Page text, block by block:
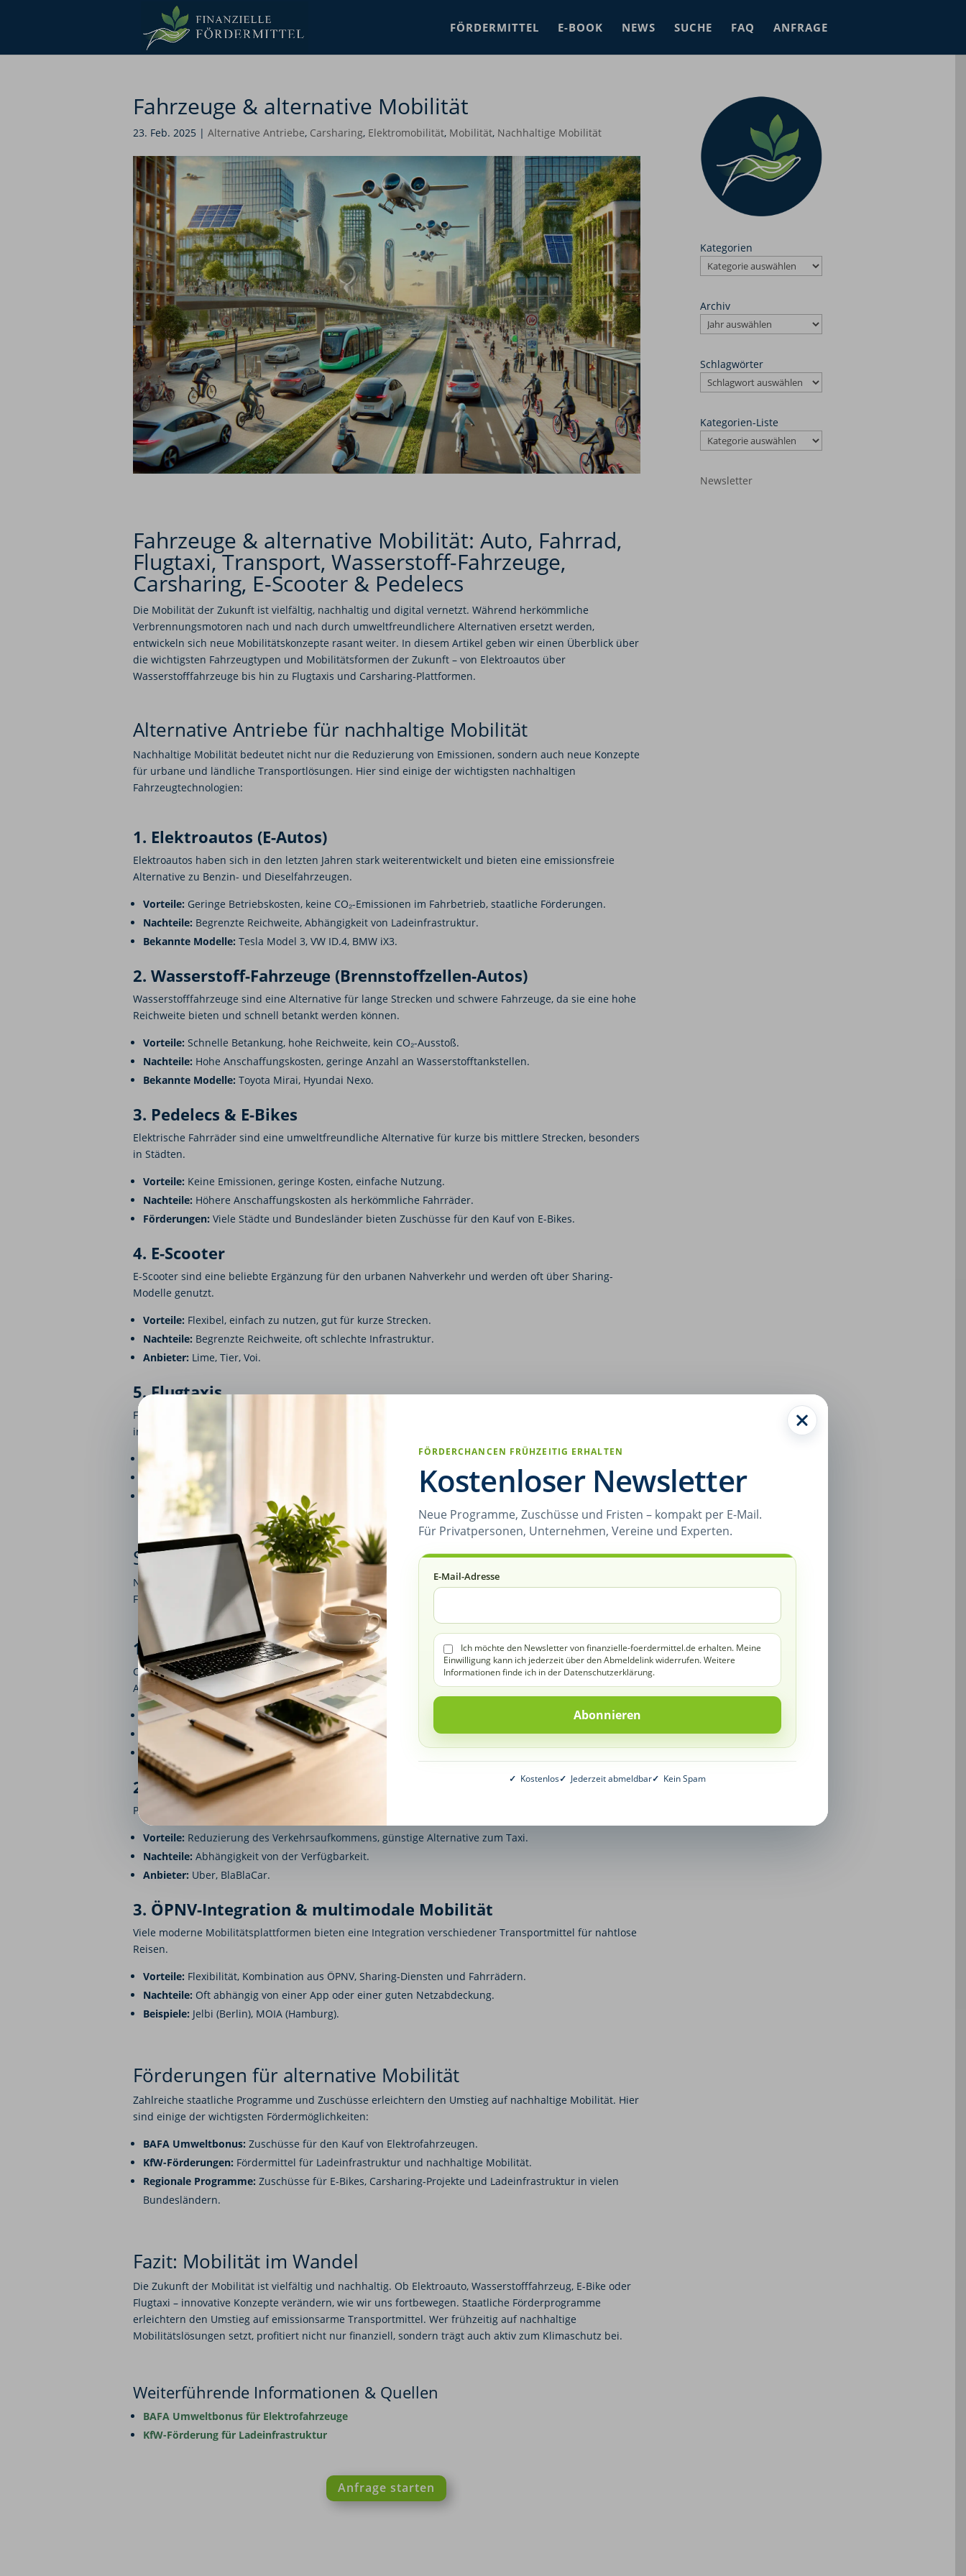
FÖRDERMITTEL E-BOOK NEWS SUCHE FAQ ANFRAGE
Fahrzeuge & alternative Mobilität
23. Feb. 2025 | Alternative Antriebe, Carsharing, Elektromobilität, Mobilität, Nachhaltige Mobilität
Fahrzeuge & alternative Mobilität: Auto, Fahrrad,
Flugtaxi, Transport, Wasserstoff-Fahrzeuge,
Carsharing, E-Scooter & Pedelecs
Die Mobilität der Zukunft ist vielfältig, nachhaltig und digital vernetzt. Während herkömmliche
Verbrennungsmotoren nach und nach durch umweltfreundlichere Alternativen ersetzt werden,
entwickeln sich neue Mobilitätskonzepte rasant weiter. In diesem Artikel geben wir einen Überblick über
die wichtigsten Fahrzeugtypen und Mobilitätsformen der Zukunft – von Elektroautos über
Wasserstofffahrzeuge bis hin zu Flugtaxis und Carsharing-Plattformen.
Alternative Antriebe für nachhaltige Mobilität
Nachhaltige Mobilität bedeutet nicht nur die Reduzierung von Emissionen, sondern auch neue Konzepte
für urbane und ländliche Transportlösungen. Hier sind einige der wichtigsten nachhaltigen
Fahrzeugtechnologien:
1. Elektroautos (E-Autos)
Elektroautos haben sich in den letzten Jahren stark weiterentwickelt und bieten eine emissionsfreie
Alternative zu Benzin- und Dieselfahrzeugen.
Vorteile: Geringe Betriebskosten, keine CO₂-Emissionen im Fahrbetrieb, staatliche Förderungen.
Nachteile: Begrenzte Reichweite, Abhängigkeit von Ladeinfrastruktur.
Bekannte Modelle: Tesla Model 3, VW ID.4, BMW iX3.
2. Wasserstoff-Fahrzeuge (Brennstoffzellen-Autos)
Wasserstofffahrzeuge sind eine Alternative für lange Strecken und schwere Fahrzeuge, da sie eine hohe
Reichweite bieten und schnell betankt werden können.
Vorteile: Schnelle Betankung, hohe Reichweite, kein CO₂-Ausstoß.
Nachteile: Hohe Anschaffungskosten, geringe Anzahl an Wasserstofftankstellen.
Bekannte Modelle: Toyota Mirai, Hyundai Nexo.
3. Pedelecs & E-Bikes
Elektrische Fahrräder sind eine umweltfreundliche Alternative für kurze bis mittlere Strecken, besonders
in Städten.
Vorteile: Keine Emissionen, geringe Kosten, einfache Nutzung.
Nachteile: Höhere Anschaffungskosten als herkömmliche Fahrräder.
Förderungen: Viele Städte und Bundesländer bieten Zuschüsse für den Kauf von E-Bikes.
4. E-Scooter
E-Scooter sind eine beliebte Ergänzung für den urbanen Nahverkehr und werden oft über Sharing-
Modelle genutzt.
Vorteile: Flexibel, einfach zu nutzen, gut für kurze Strecken.
Nachteile: Begrenzte Reichweite, oft schlechte Infrastruktur.
Anbieter: Lime, Tier, Voi.
5. Flugtaxis
Flugtaxis sind eine Zukunftsvision für den schnellen Transport in Großstädten. Sie könnten den Verkehr
in Metropolen revolutionieren.
Vorteile:
Reduzierte Reisezeiten, emissionsfreier Flug (bei E-Antrieb).
Nachteile:Hohe Entwicklungskosten, fehlende Infrastruktur.
Prototypen: Volocopter, Lilium Jet.
Sharing & On-Demand-Mobilität
Neben neuen Fahrzeugtypen werden auch neue Mobilitätskonzepte entwickelt, die das Teilen von
Fahrzeugen und Ressourcen fördern.
1. Carsharing
Carsharing-Modelle ermöglichen die flexible Nutzung von Fahrzeugen ohne den Besitz eines eigenen
Autos.
Vorteile: Kosteneffizient, umweltfreundlich, keine laufenden Fixkosten.
Nachteile:Verfügbarkeit kann eingeschränkt sein, abhängig vom Standort.
Anbieter:
ShareNow, MILES, Sixt Share.
2. Ridesharing & On-Demand-Transport
Plattformen für Ridesharing verbinden Fahrer und Mitfahrer für gemeinsam genutzte Fahrten.
Vorteile: Reduzierung des Verkehrsaufkommens, günstige Alternative zum Taxi.
Nachteile: Abhängigkeit von der Verfügbarkeit.
Anbieter: Uber, BlaBlaCar.
3. ÖPNV-Integration & multimodale Mobilität
Viele moderne Mobilitätsplattformen bieten eine Integration verschiedener Transportmittel für nahtlose
Reisen.
Vorteile: Flexibilität, Kombination aus ÖPNV, Sharing-Diensten und Fahrrädern.
Nachteile: Oft abhängig von einer App oder einer guten Netzabdeckung.
Beispiele: Jelbi (Berlin), MOIA (Hamburg).
Förderungen für alternative Mobilität
Zahlreiche staatliche Programme und Zuschüsse erleichtern den Umstieg auf nachhaltige Mobilität. Hier
sind einige der wichtigsten Fördermöglichkeiten:
BAFA Umweltbonus: Zuschüsse für den Kauf von Elektrofahrzeugen.
KfW-Förderungen: Fördermittel für Ladeinfrastruktur und nachhaltige Mobilität.
Regionale Programme: Zuschüsse für E-Bikes, Carsharing-Projekte und Ladeinfrastruktur in vielen
Bundesländern.
Fazit: Mobilität im Wandel
Die Zukunft der Mobilität ist vielfältig und nachhaltig. Ob Elektroauto, Wasserstofffahrzeug, E-Bike oder
Flugtaxi – innovative Konzepte verändern, wie wir uns fortbewegen. Staatliche Förderprogramme
erleichtern den Umstieg auf emissionsarme Transportmittel. Wer frühzeitig auf nachhaltige
Mobilitätslösungen setzt, profitiert nicht nur finanziell, sondern trägt auch aktiv zum Klimaschutz bei.
Weiterführende Informationen & Quellen
BAFA Umweltbonus für Elektrofahrzeuge
KfW-Förderung für Ladeinfrastruktur
Anfrage starten
Kategorien
Archiv
Schlagwörter
Kategorien-Liste
Newsletter
FÖRDERCHANCEN FRÜHZEITIG ERHALTEN
Kostenloser Newsletter
Neue Programme, Zuschüsse und Fristen – kompakt per E-Mail.
Für Privatpersonen, Unternehmen, Vereine und Experten.
E-Mail-Adresse
Ich möchte den Newsletter von finanzielle-foerdermittel.de erhalten. Meine
Einwilligung kann ich jederzeit über den Abmeldelink widerrufen. Weitere
Informationen finde ich in der Datenschutzerklärung.
✓ Kostenlos✓ Jederzeit abmeldbar✓ Kein Spam